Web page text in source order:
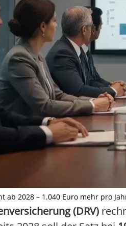
ab 2028 – 1.040 Euro mehr pro
(DRV)